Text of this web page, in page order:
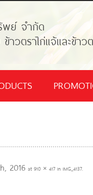
ย์ จำกัด
วตราไก่แจ้และข้าวต
2016 at 910 × 417in IMG_4137.